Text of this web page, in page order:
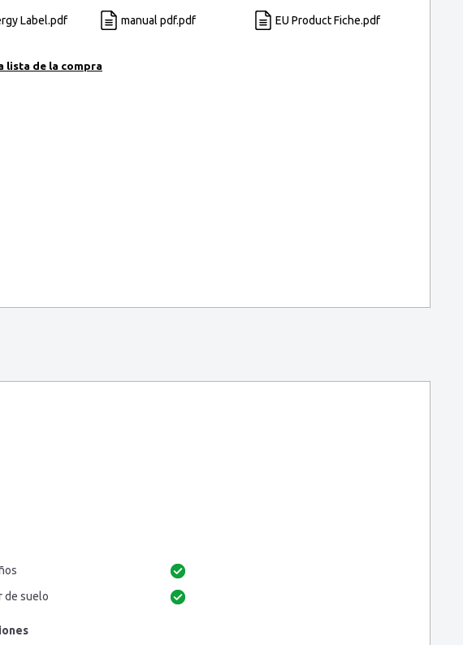
Label.pdf manual pdf.pdf EU Product Fiche.pdf
de suelo